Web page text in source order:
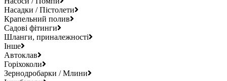
Насадки / Пістолети
Крапельний полив
Садові фітинги
Шланги, приналежності
Інше
Автоклав
Горіхоколи
Зернодробарки / Млини